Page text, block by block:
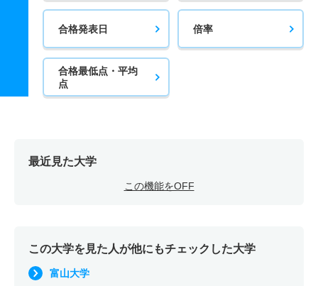
合格発表日 倍率
合格最低点・平均
点
最近見た大学
この機能をOFF
この大学を見た人が他にもチェックした大学
富山大学